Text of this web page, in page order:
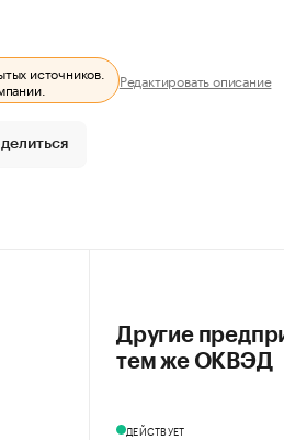
источников. Редактировать описание
Другие
тем же ОКВЭД
ДЕЙСТВУЕТ